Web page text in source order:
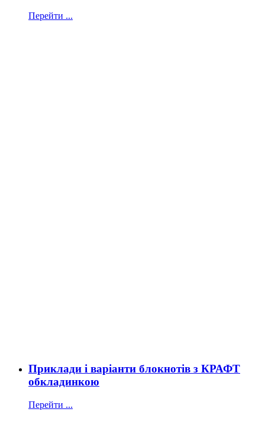
Перейти ...
Приклади і варіанти блокнотів з КРАФТ
обкладинкою
Перейти ...